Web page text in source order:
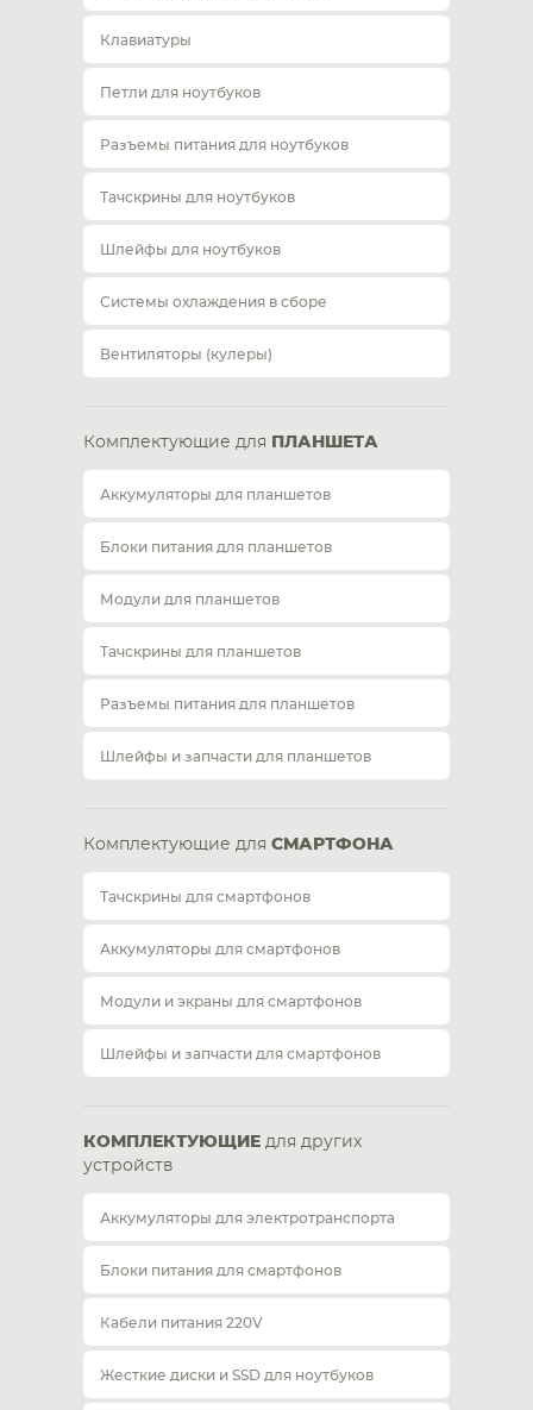
Клавиатуры
Петли для ноутбуков
Разъемы питания для ноутбуков
Тачскрины для ноутбуков
Шлейфы для ноутбуков
Системы охлаждения в сборе
Вентиляторы (кулеры)
Комплектующие для ПЛАНШЕТА
Аккумуляторы для планшетов
Блоки питания для планшетов
Модули для планшетов
Тачскрины для планшетов
Разъемы питания для планшетов
Шлейфы и запчасти для планшетов
Комплектующие для СМАРТФОНА
Тачскрины для смартфонов
Аккумуляторы для смартфонов
Модули и экраны для смартфонов
Шлейфы и запчасти для смартфонов
КОМПЛЕКТУЮЩИЕ для других
устройств
Аккумуляторы для электротранспорта
Блоки питания для смартфонов
Кабели питания 220V
Жесткие диски и SSD для ноутбуков